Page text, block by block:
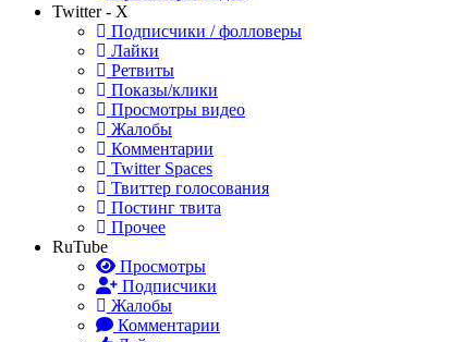
Twitter - X
Подписчики / фолловеры
Лайки
Ретвиты
Показы/клики
Просмотры видео
Жалобы
Комментарии
Twitter Spaces
Твиттер голосования
Постинг твита
Прочее
RuTube
Просмотры
Подписчики
Жалобы
Комментарии